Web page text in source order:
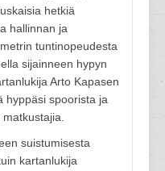
hetkiä
hallinnan ja
tuntinopeudesta
sijainneen hypyn
Arto Kapasen
hyppäsi spoorista ja
suistumisesta
kartanlukija